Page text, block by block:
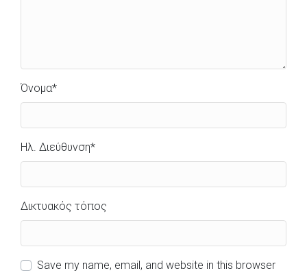
Όνομα*
Ηλ. Διεύθυνση*
Δικτυακός τόπος
Save my name, email, and website in this browser